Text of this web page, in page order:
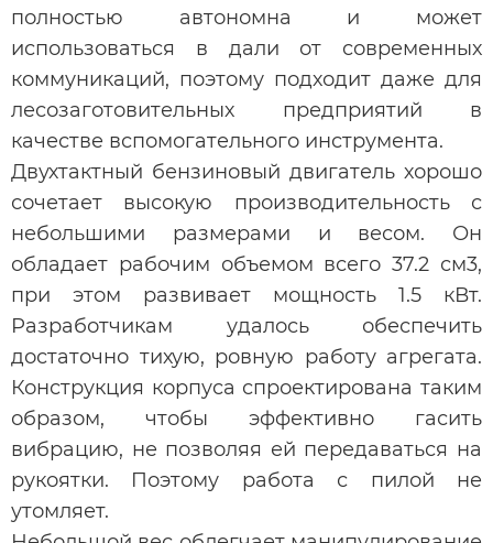
полностью автономна и может
использоваться в дали от современных
коммуникаций, поэтому подходит даже для
лесозаготовительных предприятий в
качестве вспомогательного инструмента.
Двухтактный бензиновый двигатель хорошо
сочетает высокую производительность с
небольшими размерами и весом. Он
обладает рабочим объемом всего 37.2 см3,
при этом развивает мощность 1.5 кВт.
Разработчикам удалось обеспечить
достаточно тихую, ровную работу агрегата.
Конструкция корпуса спроектирована таким
образом, чтобы эффективно гасить
вибрацию, не позволяя ей передаваться на
рукоятки. Поэтому работа с пилой не
утомляет.